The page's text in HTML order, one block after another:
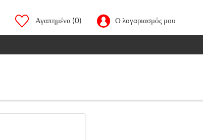
Αγαπημένα (0) Ο λογαριασμός μου